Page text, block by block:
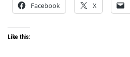
Facebook X
Like this: